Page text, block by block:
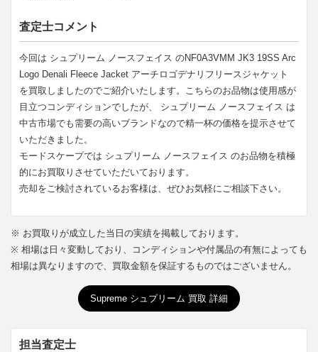
査定士コメント
今回は シュプリーム ノースフェイス のNF0A3VMM JK3 19SS Arc
Logo Denali Fleece Jacket アーチロゴデナリフリースジャケット
を買取しましたのでご紹介いたします。こちらのお品物は使用感が
目立つコンディションでしたが、 シュプリーム ノースフェイス は
中古市場でも需要の高いブランドなので精一杯の価格を提示させて
いただきました。
モードスケープでは シュプリーム ノースフェイス のお品物を積極
的にお買取りさせていただいております。
売却をご検討されているお客様は、ぜひお気軽にご相談下さい。
※ お買取りが成立した当日の実績を掲載しております。
※ 相場は日々変動しており、コンディションや付属品の有無によっても
相場は異なりますので、買取金額を保証するものではございません。
Supreme シュプリーム 買取 詳細
担当査定士